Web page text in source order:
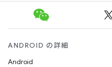
ANDROID の詳細
Android